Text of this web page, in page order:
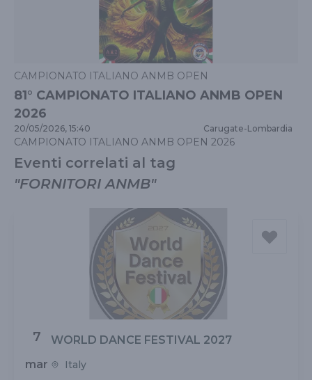
CAMPIONATO ITALIANO ANMB OPEN
81° CAMPIONATO ITALIANO ANMB OPEN
2026
20/05/2026, 15:40 Carugate-Lombardia
CAMPIONATO ITALIANO ANMB OPEN 2026
Eventi correlati al tag
"FORNITORI ANMB"
7
mar
WORLD DANCE FESTIVAL 2027
Italy